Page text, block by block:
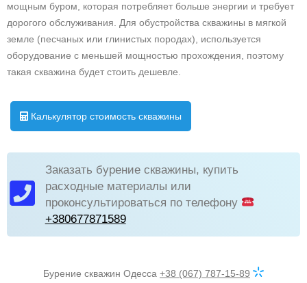
мощным буром, которая потребляет больше энергии и требует
дорогого обслуживания. Для обустройства скважины в мягкой
земле (песчаных или глинистых породах), используется
оборудование с меньшей мощностью прохождения, поэтому
такая скважина будет стоить дешевле.
Калькулятор стоимость скважины
Заказать бурение скважины, купить
расходные материалы или
проконсультироваться по телефону
+380677871589
Бурение скважин Одесса +38 (067) 787-15-89